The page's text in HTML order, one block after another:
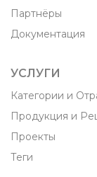
Партнёры
Документация
УСЛУГИ
Категории и
Продукция и
Проекты
Теги